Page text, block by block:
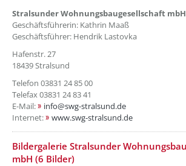
Stralsunder Wohnungsbaugesellschaft mbH
Geschäftsführerin: Kathrin Maaß
Geschäftsführer: Hendrik Lastovka
Hafenstr. 27
18439 Stralsund
Telefon 03831 24 85 00
Telefax 03831 24 83 41
E-Mail:
info@swg-stralsund.de
Internet:
www.swg-stralsund.de
Bildergalerie Stralsunder
mbH (6 Bilder)